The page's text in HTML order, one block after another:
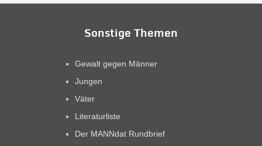
Sonstige Themen
Gewalt gegen Männer
Jungen
Väter
Literaturliste
Der MANNdat Rundbrief